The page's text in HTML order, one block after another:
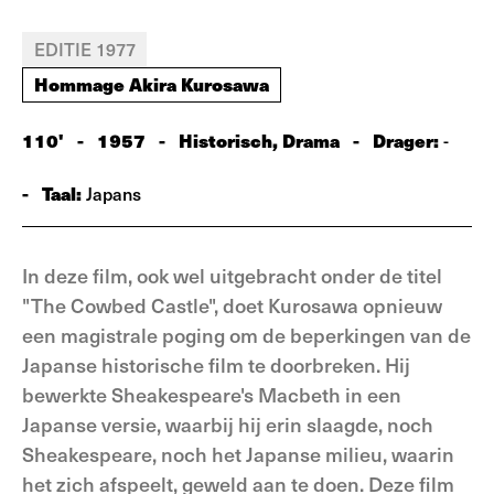
EDITIE 1977
Hommage Akira Kurosawa
110' - 1957 - Historisch, Drama - Drager:-
- Taal:Japans
In deze film, ook wel uitgebracht onder de titel
"The Cowbed Castle", doet Kurosawa opnieuw
een magistrale poging om de beperkingen van de
Japanse historische film te doorbreken. Hij
bewerkte Sheakespeare's Macbeth in een
Japanse versie, waarbij hij erin slaagde, noch
Sheakespeare, noch het Japanse milieu, waarin
het zich afspeelt, geweld aan te doen. Deze film